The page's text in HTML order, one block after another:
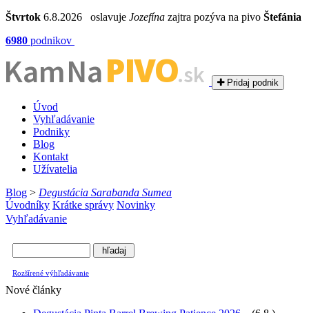
Štvrtok 6.8.2026 oslavuje Jozefína zajtra pozýva na pivo Štefánia
6980 podnikov
Kam NaPIVO.sk Pridaj podnik
Úvod
Vyhľadávanie
Podniky
Blog
Kontakt
Užívatelia
Blog > Degustácia Sarabanda Sumea
Úvodníky Krátke správy Novinky
Vyhľadávanie
Rozšírené výhľadávanie
Nové články